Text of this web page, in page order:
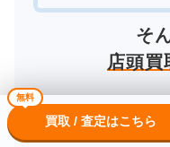
そ
店頭買
無料
買取 / 査定はこちら